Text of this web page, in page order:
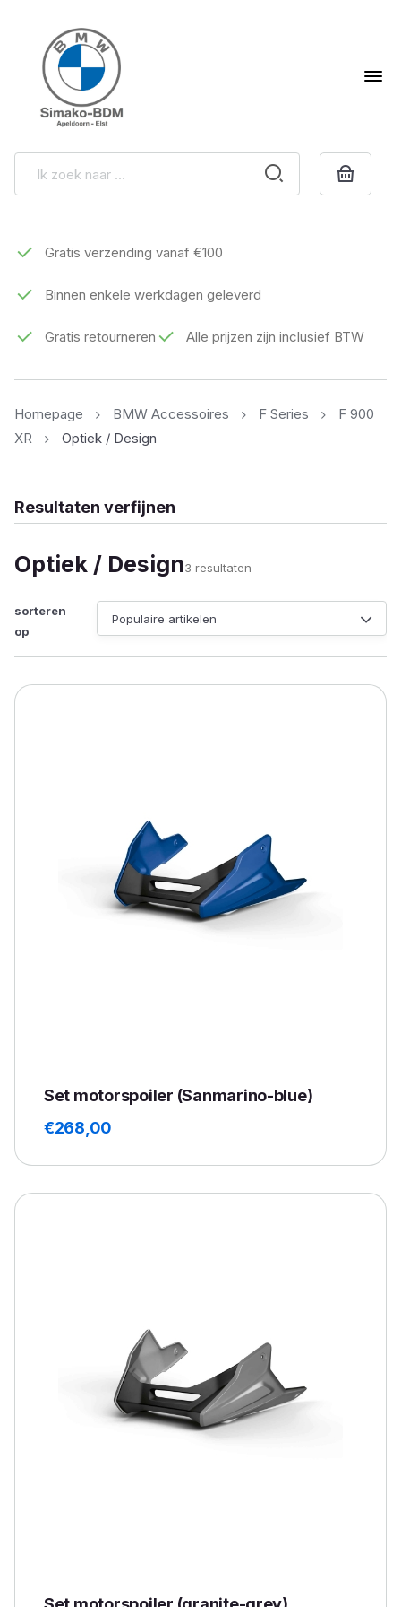
Gratis verzending vanaf €100
Binnen enkele werkdagen geleverd
Gratis retourneren Alle prijzen zijn inclusief BTW
Homepage BMW Accessoires F Series
F 900
XR
Optiek / Design
Optiek / Design3 resultaten
sorteren
op
Set motorspoiler (Sanmarino-blue)
€268,00
Resultaten verfijnen